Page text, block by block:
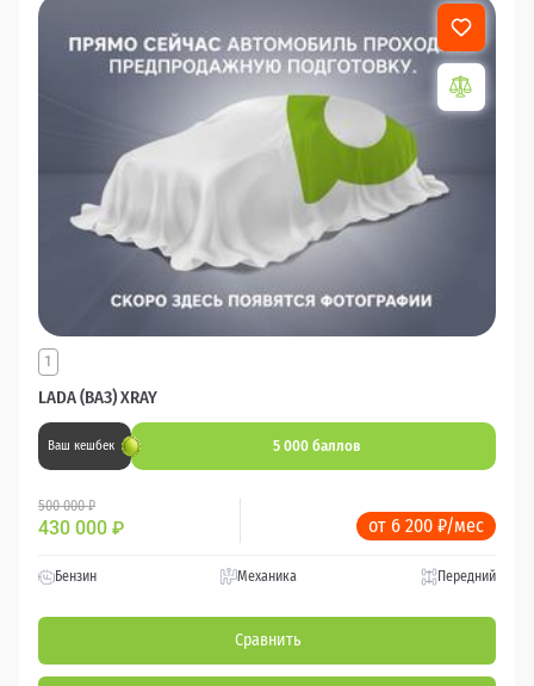
LADA (ВАЗ) XRAY
1
Ваш кешбек 5 000 баллов
500 000 ₽
430 000 ₽ от 6 200 ₽/мес
Бензин Механика Передний
Сравнить